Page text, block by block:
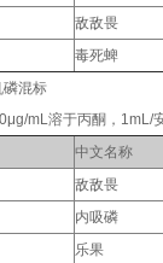
敌敌畏
毒死蜱
磷混标
mL溶于丙酮，1mL/
中文名称
敌敌畏
内吸磷
乐果